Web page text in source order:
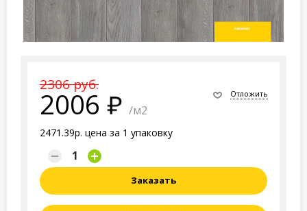
2306 руб.
2006 /м2
2471.39р. цена за 1 упаковку
Отложить
Заказать